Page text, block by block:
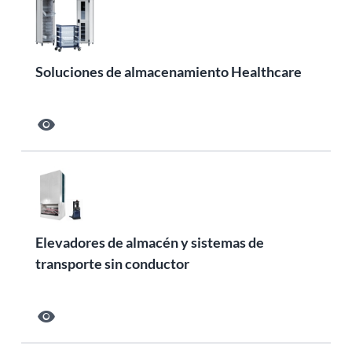
Soluciones de almacenamiento Healthcare
visibility
Elevadores de almacén y sistemas de
transporte sin conductor
visibility